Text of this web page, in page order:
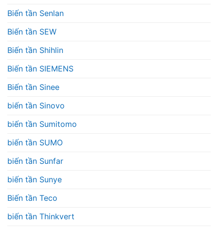
Biến tần Senlan
Biến tần SEW
Biến tần Shihlin
Biến tần SIEMENS
Biến tần Sinee
biến tần Sinovo
biến tần Sumitomo
biến tần SUMO
biến tần Sunfar
biến tần Sunye
Biến tần Teco
biến tần Thinkvert